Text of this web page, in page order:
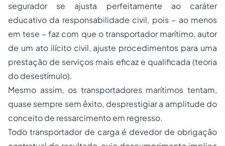
segurador se ajusta perfeitamente ao caráter
educativo da responsabilidade civil, pois – ao menos
em tese – faz com que o transportador marítimo, autor
de um ato ilícito civil, ajuste procedimentos para uma
prestação de serviços mais eficaz e qualificada (teoria
do desestímulo).
Mesmo assim, os transportadores marítimos tentam,
quase sempre sem êxito, desprestigiar a amplitude do
conceito de ressarcimento em regresso.
Todo transportador de carga é devedor de obrigação